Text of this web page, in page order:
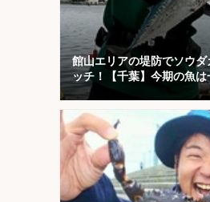
館山エリアの堤防でソウ
ッチ！【千葉】今期の魚は
ない？